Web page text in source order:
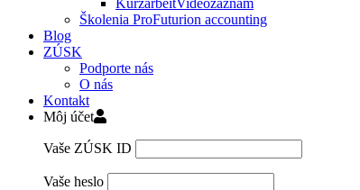
Školenia ProFuturion accounting
Blog
ZÚSK
Podporte nás
O nás
Kontakt
Môj účet
Vaše ZÚSK ID
Vaše heslo